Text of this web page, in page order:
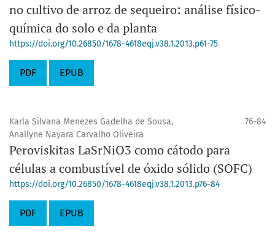
no cultivo de arroz de sequeiro: análise físico-
química do solo e da planta
https://doi.org/10.26850/1678-4618eqj.v38.1.2013.p61-75
PDF EPUB
Karla Silvana Menezes Gadelha de Sousa,
Anallyne Nayara Carvalho Oliveira
76-84
Peroviskitas LaSrNiO3 como cátodo para
células a combustível de óxido sólido (SOFC)
https://doi.org/10.26850/1678-4618eqj.v38.1.2013.p76-84
PDF EPUB